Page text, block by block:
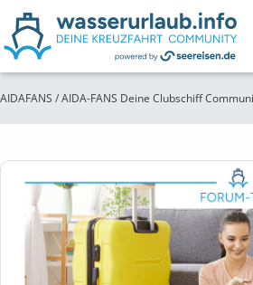
AIDAFANS / AIDA-FANS Deine Clubschiff